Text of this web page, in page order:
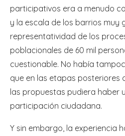
participativos era a menudo
y la escala de los barrios muy
representatividad de los
poblacionales de 60 mil
cuestionable. No había
que en las etapas posteriores
las propuestas pudiera haber
participación ciudadana.
Y sin embargo, la experiencia